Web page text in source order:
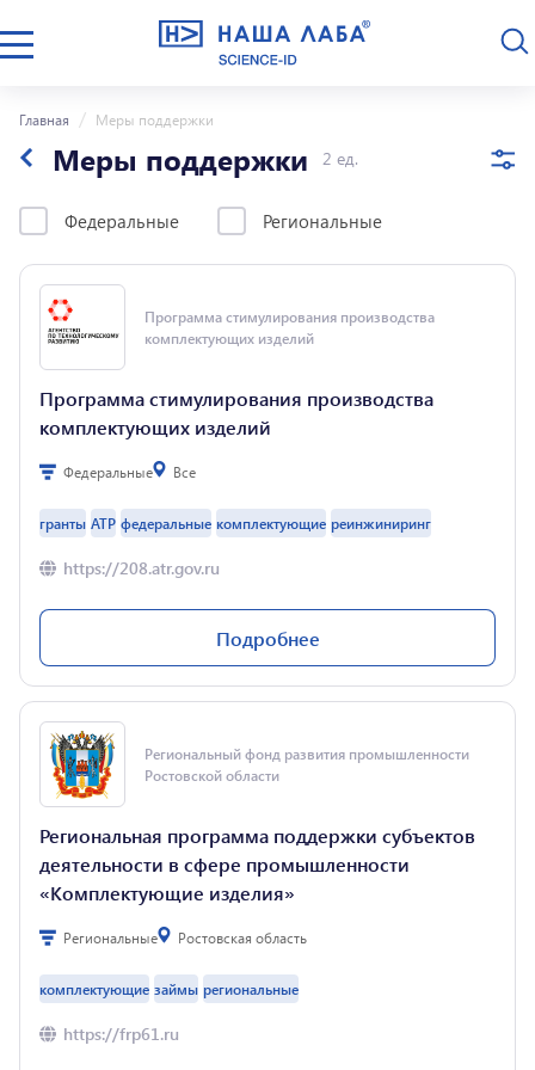
Главная Меры поддержки
Меры поддержки 2 ед.
Федеральные Региональные
Программа стимулирования производства
комплектующих изделий
Программа стимулирования производства
комплектующих изделий
Федеральные Все
Оператор: Агентство по технологическому
развитию. До 100 млн. рублей на программы по
реинжинирингу.
Подробнее
гранты АТР федеральные комплектующие реинжиниринг
https://208.atr.gov.ru
Региональный фонд развития промышленности
Ростовской области
Региональная программа поддержки субъектов
деятельности в сфере промышленности
«Комплектующие изделия»
Региональные Ростовская область
комплектующие займы региональные
https://frp61.ru